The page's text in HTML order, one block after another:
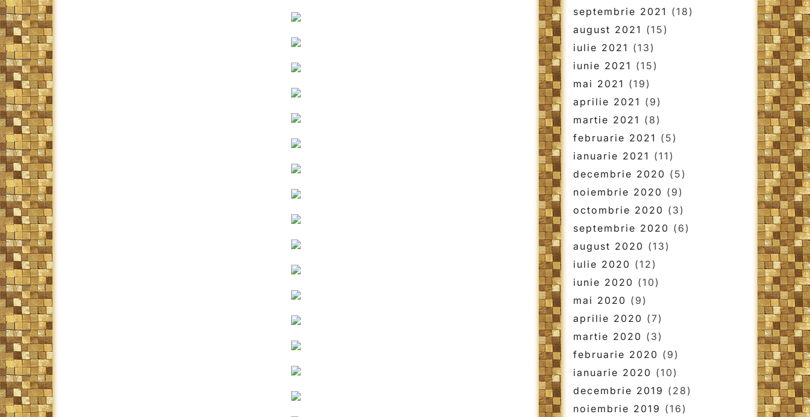
septembrie 2021 (18)
august 2021 (15)
iulie 2021 (13)
iunie 2021 (15)
mai 2021 (19)
aprilie 2021 (9)
martie 2021 (8)
februarie 2021 (5)
ianuarie 2021 (11)
decembrie 2020 (5)
noiembrie 2020 (9)
octombrie 2020 (3)
septembrie 2020 (6)
august 2020 (13)
iulie 2020 (12)
iunie 2020 (10)
mai 2020 (9)
aprilie 2020 (7)
martie 2020 (3)
februarie 2020 (9)
ianuarie 2020 (10)
decembrie 2019 (28)
noiembrie 2019 (16)